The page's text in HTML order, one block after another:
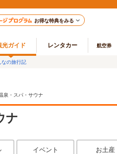
お得な特典をみる
光ガイド レンタカー 航空券
なの旅行記
泉・スパ・サウナ
ナ
イベント お土産